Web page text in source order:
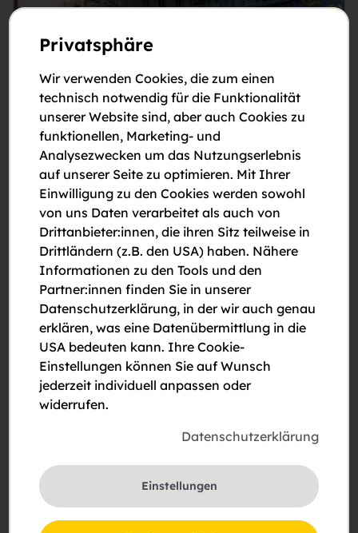
€ 988 Miete mit Kaufoption + Wohnzuschuss
Maisonettwohnung mit Balkon
Vorgartenstraße 6/808, 3340 Waidhofen an
der Ybbs
78,98 m23 Zimmer 2.OGTop 808
Balkon / Loggia / Terrasse Garage / Stellplatz
Aufzug
Sofortbezug
€ 987Miete mit Kaufoption +Wohnzuschuss
Privatsphäre
Wir verwenden Cookies, die zum einen
technisch notwendig für die Funktionalität
unserer Website sind, aber auch Cookies zu
funktionellen, Marketing- und
Analysezwecken um das Nutzungserlebnis
auf unserer Seite zu optimieren. Mit Ihrer
Einwilligung zu den Cookies werden sowohl
von uns Daten verarbeitet als auch von
Drittanbieter:innen, die ihren Sitz teilweise in
Drittländern (z.B. den USA) haben. Nähere
Informationen zu den Tools und den
Partner:innen finden Sie in unserer
Datenschutzerklärung, in der wir auch genau
erklären, was eine Datenübermittlung in die
USA bedeuten kann. Ihre Cookie-
Einstellungen können Sie auf Wunsch
jederzeit individuell anpassen oder
widerrufen.
Datenschutzerklärung
Einstellungen